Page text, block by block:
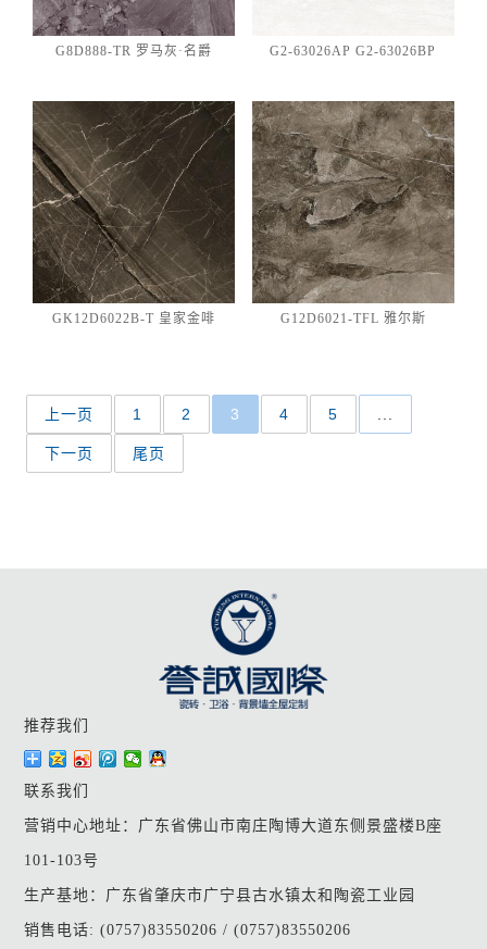
G8D888-TR 罗马灰·名爵 G2-63026AP G2-63026BP
GK12D6022B-T 皇家金啡 G12D6021-TFL 雅尔斯
上一页 1 2 3 4 5
下一页 尾页
推荐我们
联系我们
营销中心地址：广东省佛山市南庄陶博大道东侧景盛楼B座
101-103号
生产基地：广东省肇庆市广宁县古水镇太和陶瓷工业园
销售电话: (0757)83550206 / (0757)83550206